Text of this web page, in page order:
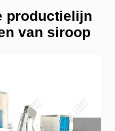
productielijn
van siroop